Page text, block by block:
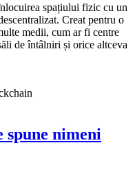
spațiului fizic cu un
Creat pentru o
medii, cum ar fi centre
de întâlniri și orice altceva
nimeni